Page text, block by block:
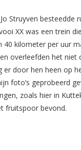
Struyven besteedde
XX was een trein
40 kilometer per uur
overleefden het
er door hen heen op
foto’s geprobeerd
zoals hier in
fruitspoor bevond.